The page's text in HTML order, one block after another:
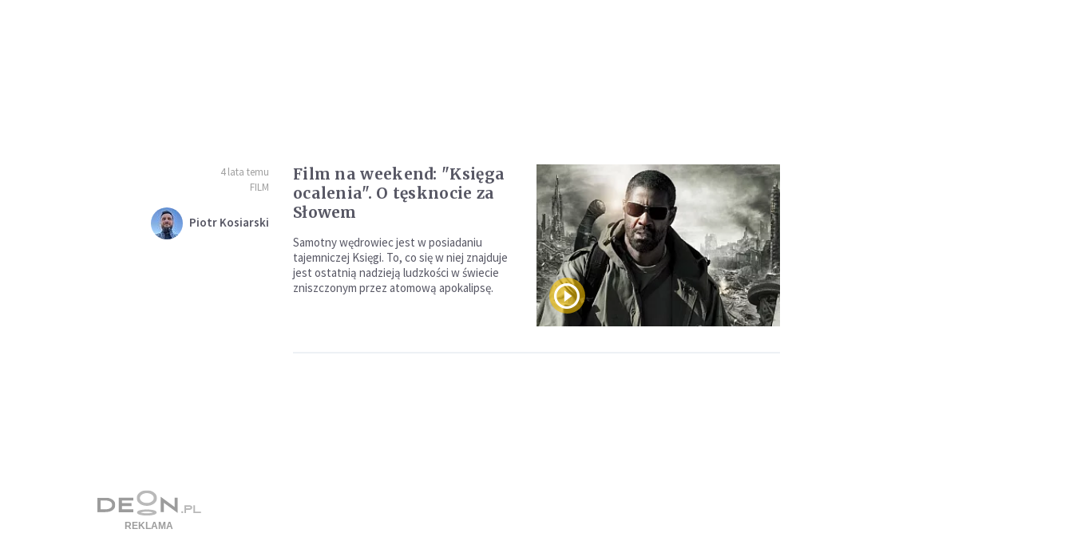
4 lata temu
FILM
Piotr Kosiarski
Film na weekend: "Księga
ocalenia". O tęsknocie za
Słowem
Samotny wędrowiec jest w posiadaniu
tajemniczej Księgi. To, co się w niej znajduje
jest ostatnią nadzieją ludzkości w świecie
zniszczonym przez atomową apokalipsę.